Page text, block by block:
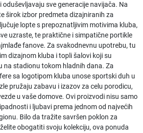
sve generacije navijača. Na
širok izbor predmeta dizajniranih za
lopte s prepoznatljivim motivima kluba,
uzraste, te praktične i simpatične portikle
fanove. Za svakodnevnu upotrebu, tu
dizajnom kluba i topli šalovi koji su
na stadionu tokom hladnih dana. Za
sa logotipom kluba unose sportski duh u
pružaju zabavu i izazov za celu porodicu,
u vaše domove. Ovi proizvodi nisu samo
i ljubavi prema jednom od najvećih
Bilo da tražite savršen poklon za
obogatiti svoju kolekciju, ova ponuda